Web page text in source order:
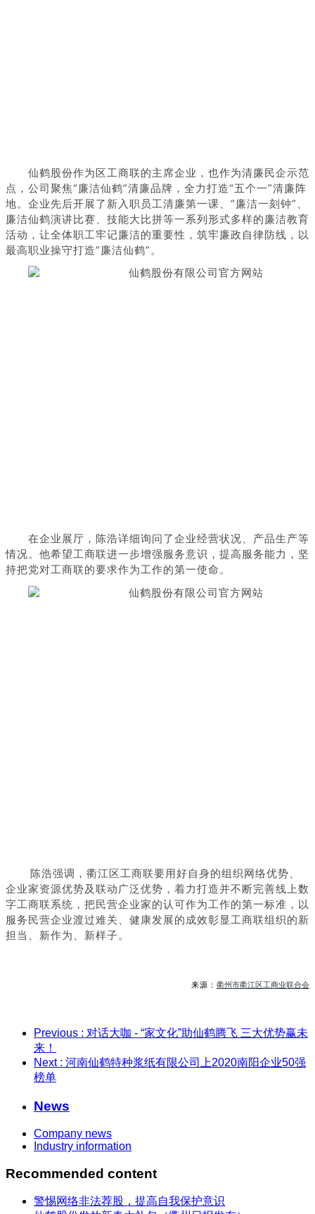
仙鹤股份作为区工商联的主席企业，也作为清廉民企示范
点，公司聚焦“廉洁仙鹤”清廉品牌，全力打造“五个一”清廉阵
地。企业先后开展了新入职员工清廉第一课、“廉洁一刻钟”、
廉洁仙鹤演讲比赛、技能大比拼等一系列形式多样的廉洁教育
活动，让全体职工牢记廉洁的重要性，筑牢廉政自律防线，以
最高职业操守打造“廉洁仙鹤”。
在企业展厅，陈浩详细询问了企业经营状况、产品生产等
情况。他希望工商联进一步增强服务意识，提高服务能力，坚
持把党对工商联的要求作为工作的第一使命。
陈浩强调，衢江区工商联要用好自身的组织网络优势、
企业家资源优势及联动广泛优势，着力打造并不断完善线上数
字工商联系统，把民营企业家的认可作为工作的第一标准，以
服务民营企业渡过难关、健康发展的成效彰显工商联组织的新
担当、新作为、新样子。
来源： 衢州市衢江区工商业联合会
Previous : 对话大咖 - “家文化”助仙鹤腾飞 三大优势赢未
来！
Next : 河南仙鹤特种浆纸有限公司上2020南阳企业50强
榜单
News
Company news
Industry information
Recommended content
警惕网络非法荐股，提高自我保护意识